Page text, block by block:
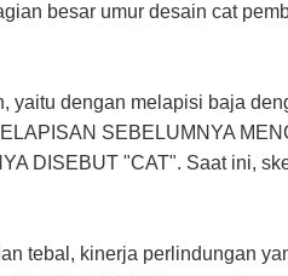
besar umur desain cat
dengan melapisi baja
SEBELUMNYA
DISEBUT "CAT". Saat ini,
tebal, kinerja perlindungan